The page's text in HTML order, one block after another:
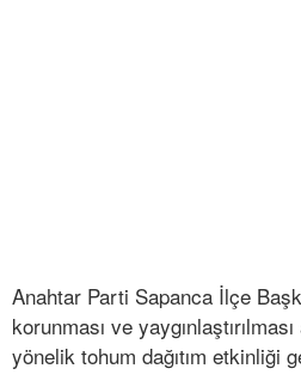
Anahtar Parti Sapanca İlçe
korunması ve
yönelik tohum dağıtım etkinliği